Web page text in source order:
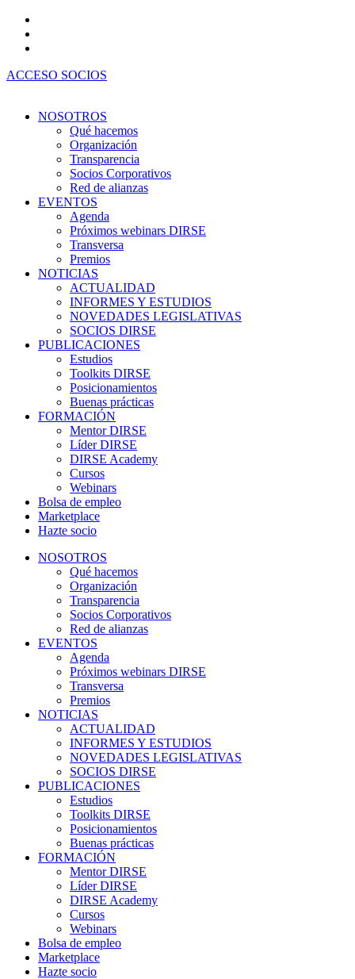
contenido
ACCESO SOCIOS
NOSOTROS
Qué hacemos
Organización
Transparencia
Socios Corporativos
Red de alianzas
EVENTOS
Agenda
Próximos webinars DIRSE
Transversa
Premios
NOTICIAS
ACTUALIDAD
INFORMES Y ESTUDIOS
NOVEDADES LEGISLATIVAS
SOCIOS DIRSE
PUBLICACIONES
Estudios
Toolkits DIRSE
Posicionamientos
Buenas prácticas
FORMACIÓN
Mentor DIRSE
Líder DIRSE
DIRSE Academy
Cursos
Webinars
Bolsa de empleo
Marketplace
Hazte socio
NOSOTROS
Qué hacemos
Organización
Transparencia
Socios Corporativos
Red de alianzas
EVENTOS
Agenda
Próximos webinars DIRSE
Transversa
Premios
NOTICIAS
ACTUALIDAD
INFORMES Y ESTUDIOS
NOVEDADES LEGISLATIVAS
SOCIOS DIRSE
PUBLICACIONES
Estudios
Toolkits DIRSE
Posicionamientos
Buenas prácticas
FORMACIÓN
Mentor DIRSE
Líder DIRSE
DIRSE Academy
Cursos
Webinars
Bolsa de empleo
Marketplace
Hazte socio